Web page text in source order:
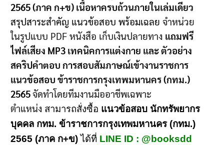
2565 (ภาค ก+ข) เนื้อหาครบถ้วนภายในเล่มเดียว
สรุปสาระสำคัญ แนวข้อสอบ พร้อมเฉลย จำหน่วย
ในรูปแบบ PDF หนังสือ เก็บเงินปลายทาง แถมฟรี
ไฟล์เสียง MP3 เทคนิคการแต่งกาย และ ตัวอย่าง
สคริปคำตอบ การสอบสัมภาษณ์เข้างานราชการ
แนวข้อสอบ ข้าราชการกรุงเทพมหานคร (กทม.)
2565จัดทำโดยทีมงานมืออาชีพเฉพาะ
ตำแหน่ง สามารถสั่งซื้อ แนวข้อสอบ นักทรัพยากร
บุคคล กทม. ข้าราชการกรุงเทพมหานคร (กทม.)
2565 (ภาค ก+ข)ได้ที่ LINE ID : @booksdd